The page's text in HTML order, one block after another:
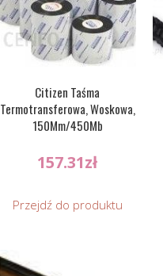
Citizen Taśma
Termotransferowa, Woskowa,
150Mm/450Mb
157.31zł
Przejdź do produktu